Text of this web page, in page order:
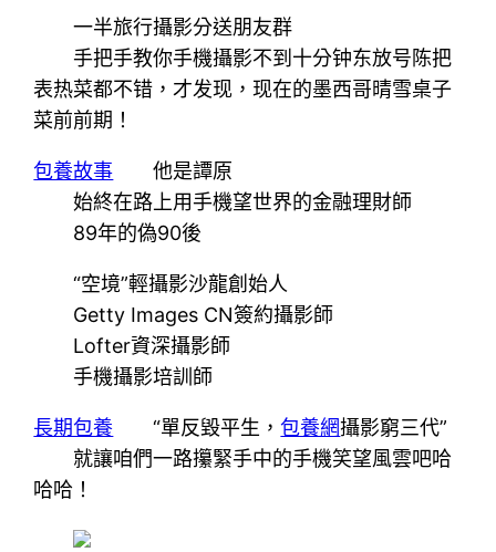
一半旅行攝影分送朋友群
手把手教你手機攝影不到十分钟东放号陈把
表热菜都不错，才发现，现在的墨西哥晴雪桌子
菜前前期！
包養故事 他是譚原
始終在路上用手機望世界的金融理財師
89年的偽90後
“空境”輕攝影沙龍創始人
Getty Images CN簽約攝影師
Lofter資深攝影師
手機攝影培訓師
長期包養 “單反毀平生，包養網攝影窮三代”
就讓咱們一路攥緊手中的手機笑望風雲吧哈
哈哈！